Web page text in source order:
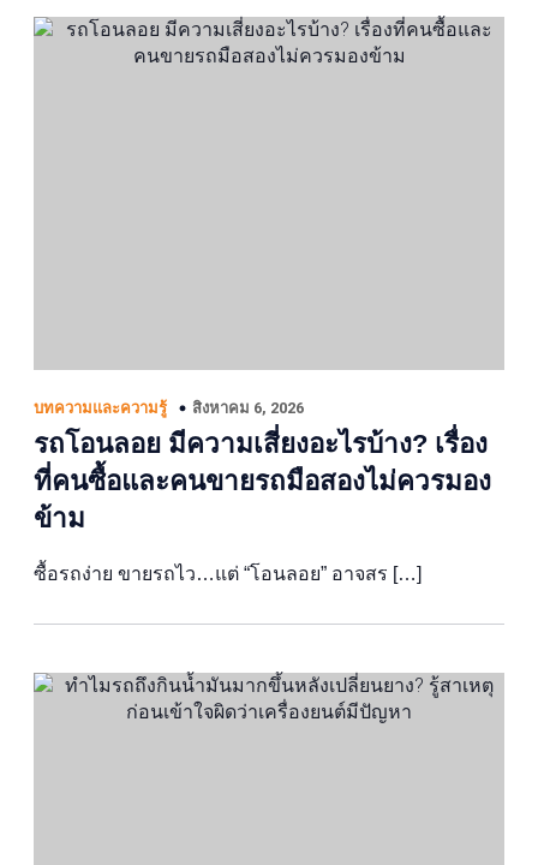
บทความและความรู้ สิงหาคม 6, 2026
รถโอนลอย มีความเสี่ยงอะไรบ้าง? เรื่อง
ที่คนซื้อและคนขายรถมือสองไม่ควรมอง
ข้าม
ซื้อรถง่าย ขายรถไว…แต่ “โอนลอย” อาจสร […]